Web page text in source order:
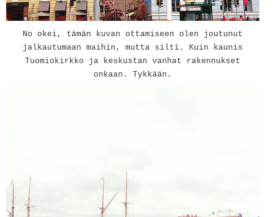
No okei, tämän kuvan ottamiseen olen joutunut
jalkautumaan maihin, mutta silti. Kuin kaunis
Tuomiokirkko ja keskustan vanhat rakennukset
onkaan. Tykkään.